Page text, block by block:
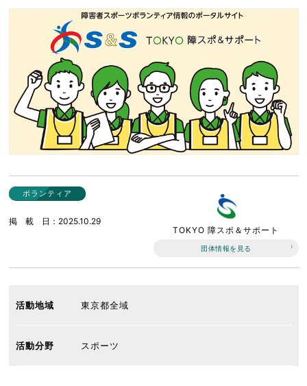
ボランティア
掲載日
2025.10.29
TOKYO 障スポ＆サポート
団体情報を見る
活動地域 東京都全域
活動分野 スポーツ